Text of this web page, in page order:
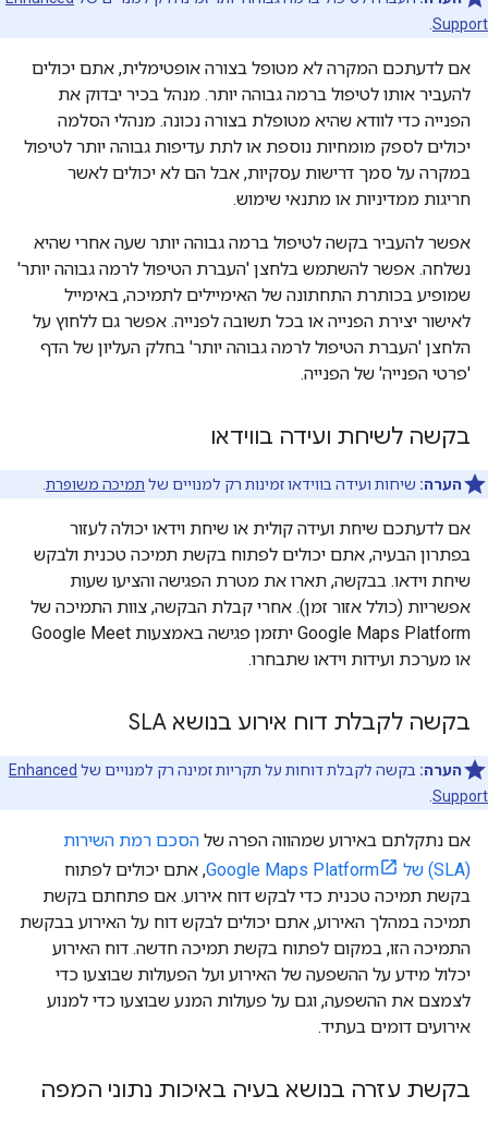
Support
אם לדעתכם המקרה לא מטופל בצורה אופטימלית, אתם יכולים
להעביר אותו לטיפול ברמה גבוהה יותר. מנהל בכיר יבדוק את
הפנייה כדי לוודא שהיא מטופלת בצורה נכונה. מנהלי הסלמה
יכולים לספק מומחיות נוספת או לתת עדיפות גבוהה יותר לטיפול
במקרה על סמך דרישות עסקיות, אבל הם לא יכולים לאשר
חריגות ממדיניות או מתנאי שימוש.
אפשר להעביר בקשה לטיפול ברמה גבוהה יותר שעה אחרי שהיא
נשלחה. אפשר להשתמש בלחצן 'העברת הטיפול לרמה גבוהה יותר'
שמופיע בכותרת התחתונה של האימיילים לתמיכה, באימייל
לאישור יצירת הפנייה או בכל תשובה לפנייה. אפשר גם ללחוץ על
הלחצן 'העברת הטיפול לרמה גבוהה יותר' בחלק העליון של הדף
'פרטי הפנייה' של הפנייה.
בקשה לשיחת ועידה בווידאו
הערה: שיחות ועידה בווידאו זמינות רק למנויים של תמיכה משופרת
אם לדעתכם שיחת ועידה קולית או שיחת וידאו יכולה לעזור
בפתרון הבעיה, אתם יכולים לפתוח בקשת תמיכה טכנית ולבקש
שיחת וידאו. בבקשה, תארו את מטרת הפגישה והציעו שעות
אפשריות (כולל אזור זמן). אחרי קבלת הבקשה, צוות התמיכה של
Google Maps Platform יתזמן פגישה באמצעות Google Meet
או מערכת ועידות וידאו שתבחרו.
בקשה לקבלת דוח אירוע בנושא SLA
הערה: בקשה לקבלת דוחות על תקריות זמינה רק למנויים של Enhanced
Support
אם נתקלתם באירוע שמהווה הפרה של הסכם רמת השירות
(SLA) של Google Maps Platform
, אתם יכולים לפתוח
בקשת תמיכה טכנית כדי לבקש דוח אירוע. אם פתחתם בקשת
תמיכה במהלך האירוע, אתם יכולים לבקש דוח על האירוע בבקשת
התמיכה הזו, במקום לפתוח בקשת תמיכה חדשה. דוח האירוע
יכלול מידע על ההשפעה של האירוע ועל הפעולות שבוצעו כדי
לצמצם את ההשפעה, וגם על פעולות המנע שבוצעו כדי למנוע
אירועים דומים בעתיד.
בקשת עזרה בנושא בעיה באיכות נתוני המפה